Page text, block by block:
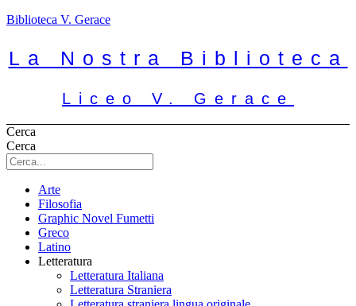
Biblioteca V. Gerace
La Nostra Biblioteca
Liceo V. Gerace
Cerca
Cerca
Arte
Filosofia
Graphic Novel Fumetti
Greco
Latino
Letteratura
Letteratura Italiana
Letteratura Straniera